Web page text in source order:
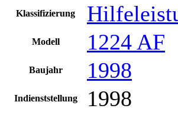
Klassifizierung
Modell 1224 AF
Baujahr 1998
Indienststellung
1998